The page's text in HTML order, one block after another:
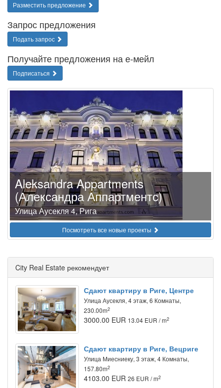
Разместить предложение
Запрос предложения
Подать запрос
Получайте предложения на е-мейл
Подписаться
Aleksandra Appartments
(Александра Аппартментс)
Улица Аусекля 4, Рига
Посмотреть все новые проекты
City Real Estate рекомендует
Сдают квартиру в Риге, Центре
Улица Аусекля, 4 этаж, 6 Комнаты,
230.00m2
3000.00 EUR 13.04 EUR / m2
Сдают квартиру в Риге, Вецриге
Улица Миесниеку, 3 этаж, 4 Комнаты,
157.80m2
4103.00 EUR 26 EUR / m2